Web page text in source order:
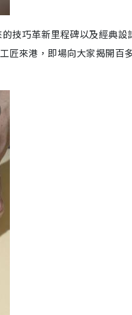
技巧革新里程碑以及經典設
匠來港，即場向大家揭開百